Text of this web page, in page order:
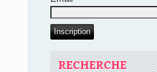
RECHERCHE